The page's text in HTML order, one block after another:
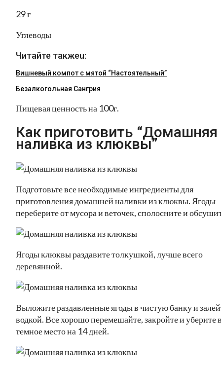
29 г
Углеводы
Читайте такжеu:
Вишневый компот с мятой “Настоятельный”
Безалкогольная Сангрия
Пищевая ценность на 100г.
Как приготовить “Домашняя
наливка из клюквы”
Подготовьте все необходимые ингредиенты для
приготовления домашней наливки из клюквы. Ягоды
переберите от мусора и веточек, сполосните и
Ягоды клюквы раздавите толкушкой, лучше всего
деревянной.
Выложите раздавленные ягоды в чистую банку и
водкой. Все хорошо перемешайте, закройте и уберите
темное место на 14 дней.